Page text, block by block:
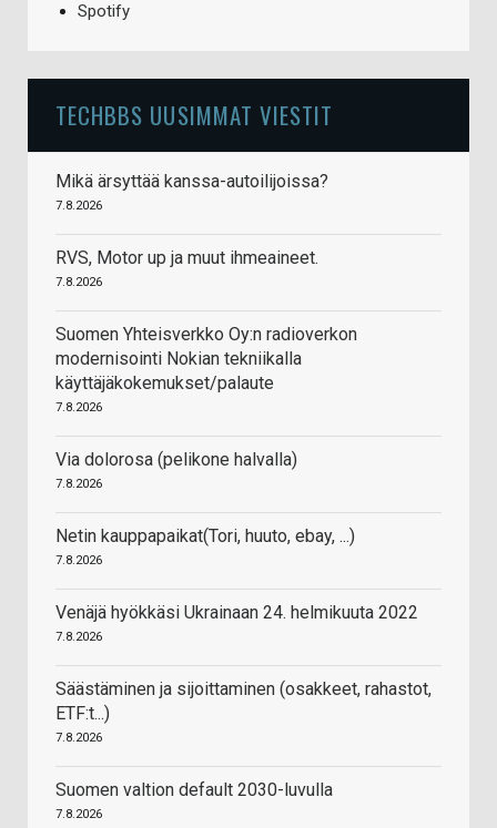
Spotify
TECHBBS UUSIMMAT VIESTIT
Mikä ärsyttää kanssa-autoilijoissa?
7.8.2026
RVS, Motor up ja muut ihmeaineet.
7.8.2026
Suomen Yhteisverkko Oy:n radioverkon
modernisointi Nokian tekniikalla
käyttäjäkokemukset/palaute
7.8.2026
Via dolorosa (pelikone halvalla)
7.8.2026
Netin kauppapaikat(Tori, huuto, ebay, ...)
7.8.2026
Venäjä hyökkäsi Ukrainaan 24. helmikuuta 2022
7.8.2026
Säästäminen ja sijoittaminen (osakkeet, rahastot,
ETF:t...)
7.8.2026
Suomen valtion default 2030-luvulla
7.8.2026